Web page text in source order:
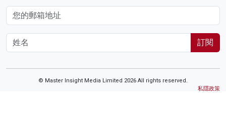
訂閱
© Master Insight Media Limited 2026 All rights reserved.
私隱政策